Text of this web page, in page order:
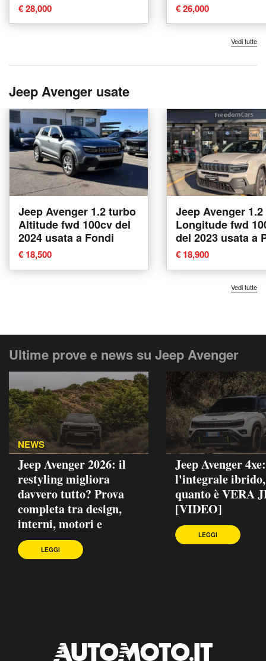
€ 28,000 € 26,000
Vedi tutte
Jeep Avenger usate
Jeep Avenger 1.2 turbo
Altitude fwd 100cv del
2024 usata a Fondi
€ 18,500
Jeep Avenger
Longitude fwd
del 2023 usata a
€ 18,900
Vedi tutte
Ultime prove e news su Jeep Avenger
NEWS
Jeep Avenger 2026: il
restyling migliora
davvero tutto? Prova
completa tra design,
interni, motori e
LEGGI
Jeep Avenger 4xe:
l'integrale
quanto è VERA
[VIDEO]
LEGGI